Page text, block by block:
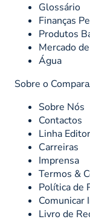
Glossário
Finanças
Produtos
Mercado
Água
Sobre o
Sobre Nós
Contactos
Linha
Carreiras
Imprensa
Termos &
Política de
Comunicar
Livro de